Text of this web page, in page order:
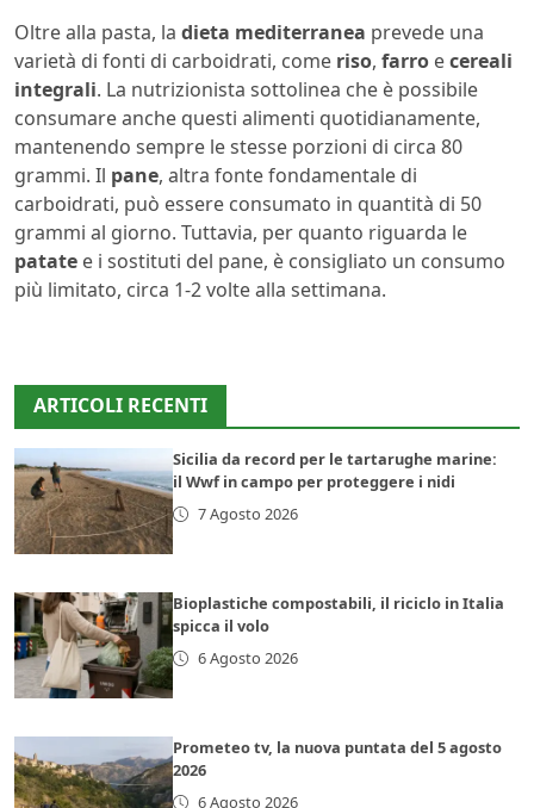
Oltre alla pasta, la dieta mediterranea prevede una
varietà di fonti di carboidrati, come riso, farro ecereali
integrali. La nutrizionista sottolinea che è possibile
consumare anche questi alimenti quotidianamente,
mantenendo sempre le stesse porzioni di circa 80
grammi. Il pane, altra fonte fondamentale di
carboidrati, può essere consumato in quantità di 50
grammi al giorno. Tuttavia, per quanto riguarda le
patate e i sostituti del pane, è consigliato un consumo
più limitato, circa 1-2 volte alla settimana.
ARTICOLI RECENTI
Sicilia da record per le tartarughe marine:
il Wwf in campo per proteggere i nidi
7 Agosto 2026
Bioplastiche compostabili, il riciclo in Italia
spicca il volo
6 Agosto 2026
Prometeo tv, la nuova puntata del 5 agosto
2026
6 Agosto 2026